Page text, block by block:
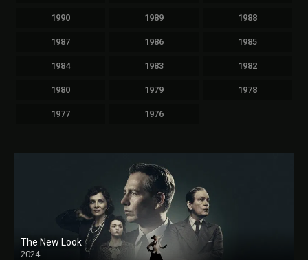
1990 1989 1988
1987 1986 1985
1984 1983 1982
1980 1979 1978
1977 1976
The New Look
2024